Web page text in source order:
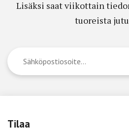
Lisäksi saat viikottain
tuoreista
Tilaa